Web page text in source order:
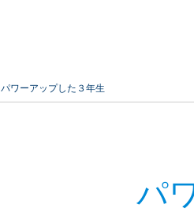
パワーアップした３年生
パ